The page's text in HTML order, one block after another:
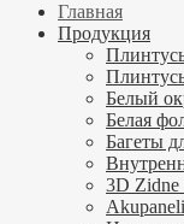
Главная
Продукция
Белый
Белая
Багеты
3D Zidne
Akupaneli